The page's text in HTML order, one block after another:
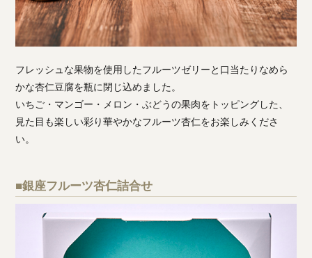
フレッシュな果物を使用したフルーツゼリーと口当たりなめら
かな杏仁豆腐を瓶に閉じ込めました。
いちご・マンゴー・メロン・ぶどうの果肉をトッピングした、
見た目も楽しい彩り華やかなフルーツ杏仁をお楽しみくださ
い。
■銀座フルーツ杏仁詰合せ